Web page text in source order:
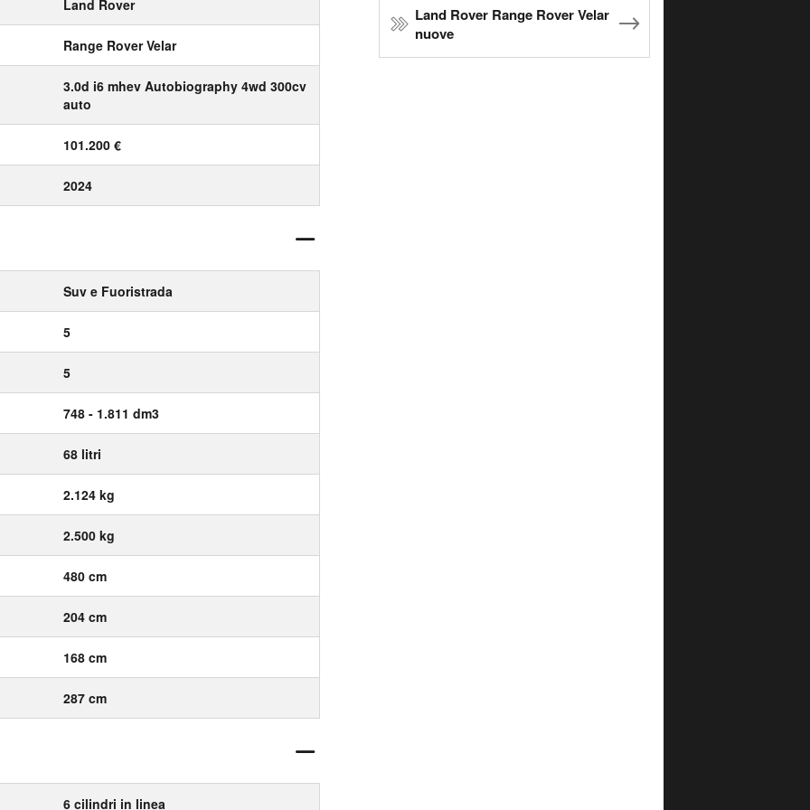
Land Rover
Range Rover Velar
3.0d i6 mhev Autobiography 4wd 300cv
auto
101.200 €
2024
Suv e Fuoristrada
5
5
748 - 1.811 dm3
68 litri
2.124 kg
2.500 kg
480 cm
204 cm
168 cm
287 cm
6 cilindri in linea
Land Rover Range Rover Velar
nuove